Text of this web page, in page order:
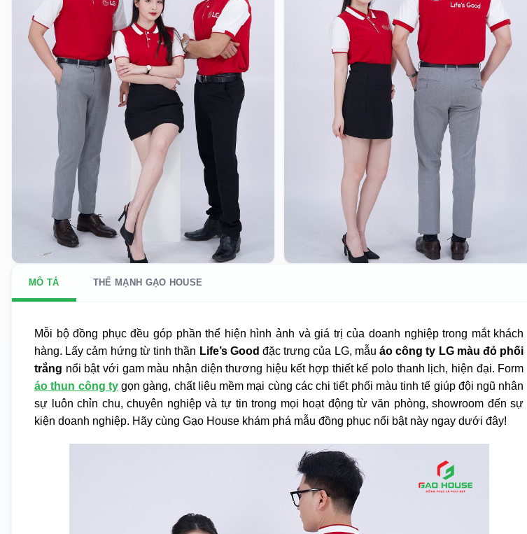
MÔ TẢ THẾ MẠNH GẠO HOUSE
Mỗi bộ đồng phục đều góp phần thể hiện hình ảnh và giá trị của doanh nghiệp trong mắt khách
hàng. Lấy cảm hứng từ tinh thần Life’s Good đặc trưng của LG, mẫuáo công ty LG màu đỏ phối
trắng nổi bật với gam màu nhận diện thương hiệu kết hợp thiết kế polo thanh lịch, hiện đại. Form
áo thun công tygọn gàng, chất liệu mềm mại cùng các chi tiết phối màu tinh tế giúp đội ngũ nhân
sự luôn chỉn chu, chuyên nghiệp và tự tin trong mọi hoạt động từ văn phòng, showroom đến sự
kiện doanh nghiệp. Hãy cùng Gạo House khám phá mẫu đồng phục nổi bật này ngay dưới đây!